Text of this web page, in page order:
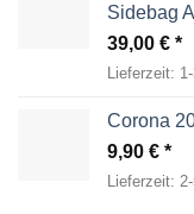
Sidebag
39,00 €
Lieferzeit:
Corona
9,90 €
Lieferzeit: